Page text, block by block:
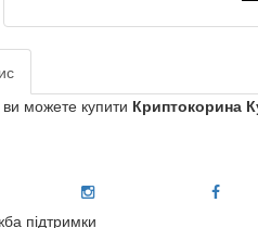
можете купити Криптокорина
підтримки